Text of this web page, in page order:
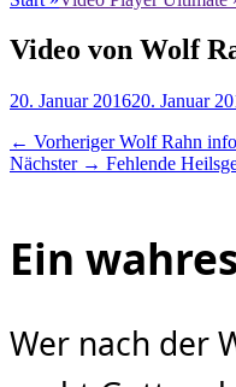
Video von Wolf
Posted
20. Januar 201620. Januar
← Vorheriger Vorheriger
Beitrag:
Wolf Rahn
Nächster → Nächster
Fehlende
Ein
Wer nach der